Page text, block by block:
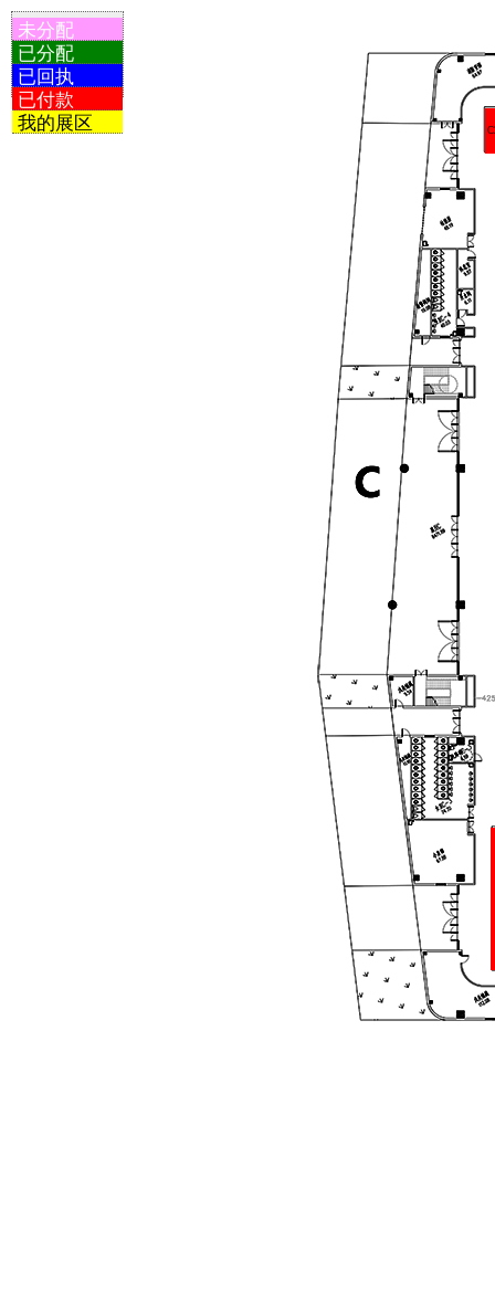
未分配
已分配
已回执
已付款
我的展区